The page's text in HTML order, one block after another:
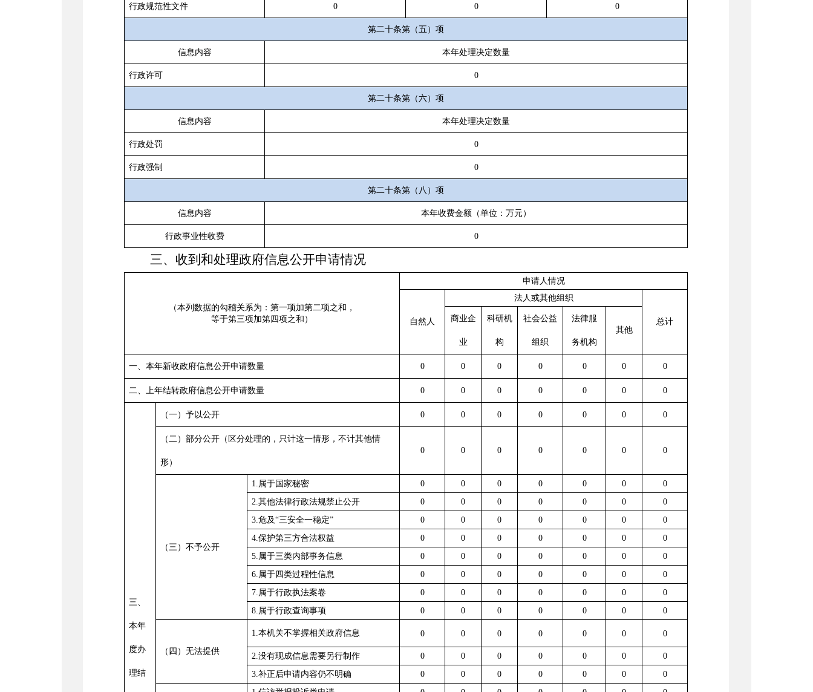
行政规范性文件 0 0 0
第二十条第（五）项
信息内容 本年处理决定数量
行政许可 0
第二十条第（六）项
信息内容 本年处理决定数量
行政处罚 0
行政强制 0
第二十条第（八）项
信息内容 本年收费金额（单位：万元）
行政事业性收费 0
三、收到和处理政府信息公开申请情况
（本列数据的勾稽关系为：第一项加第二项之和，
等于第三项加第四项之和）
申请人情况
自然人
法人或其他组织
总计
商业企
业
科研机
构
社会公益
组织
法律服
务机构
其他
一、本年新收政府信息公开申请数量 0 0 0 0 0 0 0
二、上年结转政府信息公开申请数量 0 0 0 0 0 0 0
三、
本年
度办
理结
（一）予以公开 0 0 0 0 0 0 0
（二）部分公开（区分处理的，只计这一情形，不计其他情
形）
0 0 0 0 0 0 0
（三）不予公开
1.属于国家秘密 0 0 0 0 0 0
0
2.其他法律行政法规禁止公开 0 0 0 0 0 0
0
3.危及“三安全一稳定” 0 0 0 0 0 0
0
4.保护第三方合法权益 0 0 0 0 0 0
0
5.属于三类内部事务信息 0 0 0 0 0 0
0
6.属于四类过程性信息 0 0 0 0 0 0
0
7.属于行政执法案卷 0 0 0 0 0 0
0
8.属于行政查询事项 0 0 0 0 0 0 0
（四）无法提供
1.本机关不掌握相关政府信息 0 0 0 0 0 0 0
2.没有现成信息需要另行制作 0 0 0 0 0 0
0
3.补正后申请内容仍不明确 0 0 0 0 0 0
0